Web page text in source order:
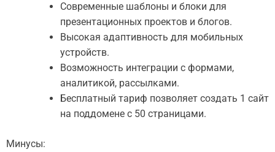
Современные шаблоны и блоки для
презентационных проектов и блогов.
Высокая адаптивность для мобильных
устройств.
Возможность интеграции с формами,
аналитикой, рассылками.
Бесплатный тариф позволяет создать 1 сайт
на поддомене с 50 страницами.
Минусы: